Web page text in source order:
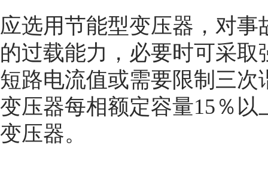
应选用节能型变压器，对
的过载能力，必要时可采
短路电流值或需要限制三
变压器每相额定容量15％
变压器。